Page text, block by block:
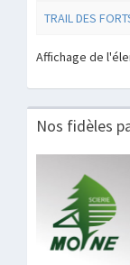
TRAIL DES
Affichage de
Nos fidèles